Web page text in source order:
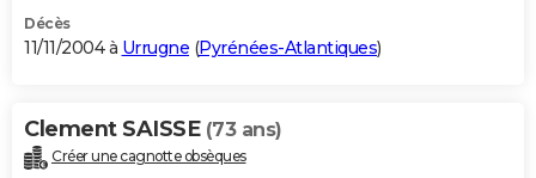
Décès
11/11/2004 à Urrugne (Pyrénées-Atlantiques)
Clement SAISSE (73 ans)
Créer une cagnotte obsèques